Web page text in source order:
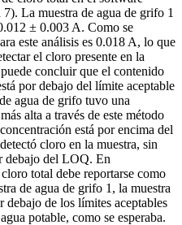
La muestra de agua de grifo 1
± 0.003 A. Como se
este análisis es 0.018 A, lo que
el cloro presente en la
concluir que el contenido
por debajo del límite aceptable
agua de grifo tuvo una
alta a través de este método
está por encima del
cloro en la muestra, sin
debajo del LOQ. En
total debe reportarse como
de agua de grifo 1, la muestra
debajo de los límites aceptables
potable, como se esperaba.